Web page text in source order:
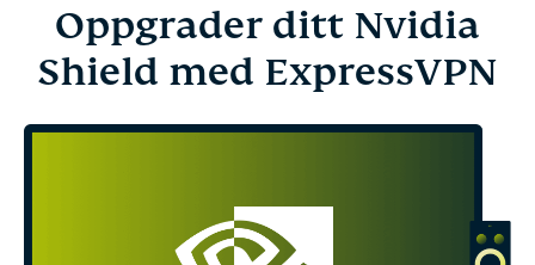
Oppgrader ditt Nvidia
Shield med ExpressVPN